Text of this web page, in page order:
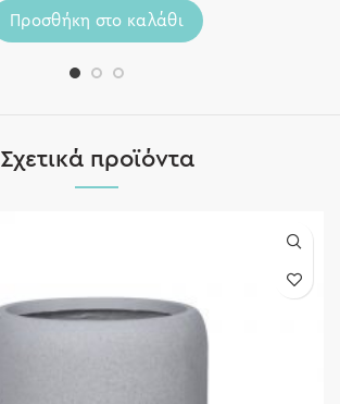
Προσθήκη στο καλάθι
Σχετικά προϊόντα